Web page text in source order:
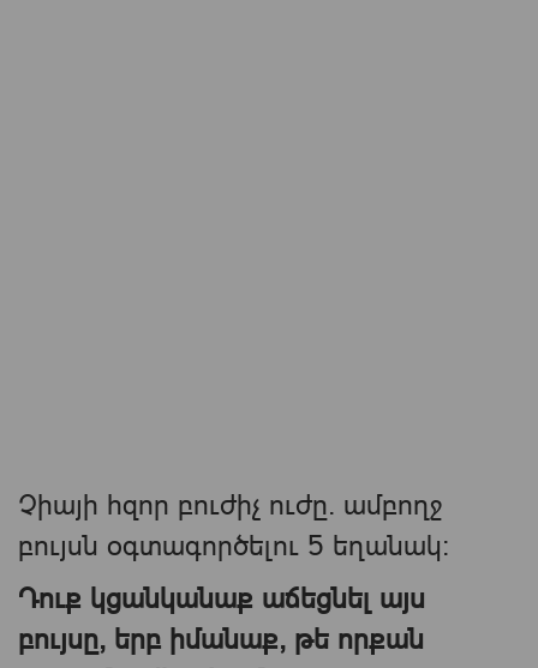
Չիայի հզոր բուժիչ ուժը. ամբողջ
բույսն օգտագործելու 5 եղանակ:
Դուք կցանկանաք աճեցնել այս
բույսը, երբ իմանաք, թե որքան